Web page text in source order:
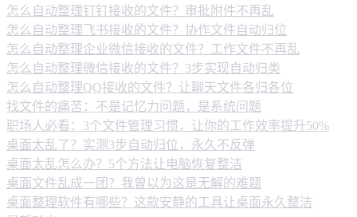
怎么自动整理钉钉接收的文件？审批附件不再乱
怎么自动整理飞书接收的文件？协作文件自动归位
怎么自动整理企业微信接收的文件？工作文件不再乱
怎么自动整理微信接收的文件？3步实现自动归类
怎么自动整理QQ接收的文件？让聊天文件各归各位
找文件的痛苦：不是记忆力问题，是系统问题
职场人必看：3个文件管理习惯，让你的工作效率提升50%
桌面太乱了？实测3步自动归位，永久不反弹
桌面太乱怎么办？5个方法让电脑恢复整洁
桌面文件乱成一团？我曾以为这是无解的难题
桌面整理软件有哪些？这款安静的工具让桌面永久整洁